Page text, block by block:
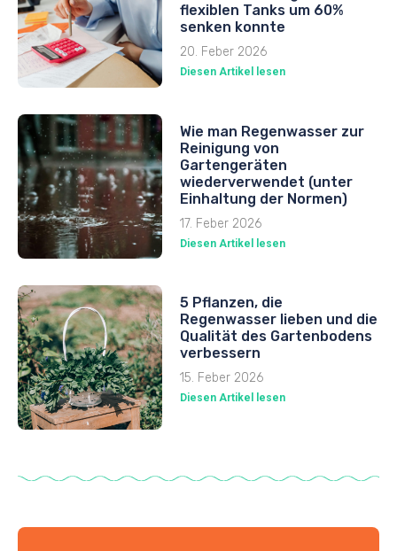
flexiblen Tanks um 60%
senken konnte
20. Feber 2026
Diesen Artikel lesen
Wie man Regenwasser zur
Reinigung von
Gartengeräten
wiederverwendet (unter
Einhaltung der Normen)
17. Feber 2026
Diesen Artikel lesen
5 Pflanzen, die
Regenwasser lieben und die
Qualität des Gartenbodens
verbessern
15. Feber 2026
Diesen Artikel lesen